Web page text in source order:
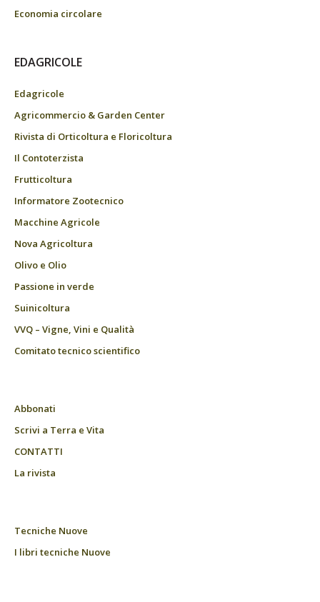
Economia circolare
EDAGRICOLE
Edagricole
Agricommercio & Garden Center
Rivista di Orticoltura e Floricoltura
Il Contoterzista
Frutticoltura
Informatore Zootecnico
Macchine Agricole
Nova Agricoltura
Olivo e Olio
Passione in verde
Suinicoltura
VVQ – Vigne, Vini e Qualità
Comitato tecnico scientifico
Abbonati
Scrivi a Terra e Vita
CONTATTI
La rivista
Tecniche Nuove
I libri tecniche Nuove